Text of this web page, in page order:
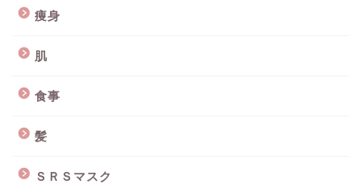
痩身
肌
食事
髪
ＳＲＳマスク